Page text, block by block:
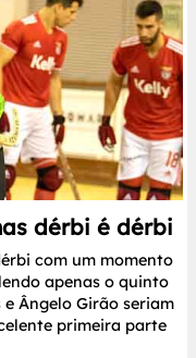
dérbi é dérbi
com um momento
apenas o quinto
Ângelo Girão seriam
primeira parte